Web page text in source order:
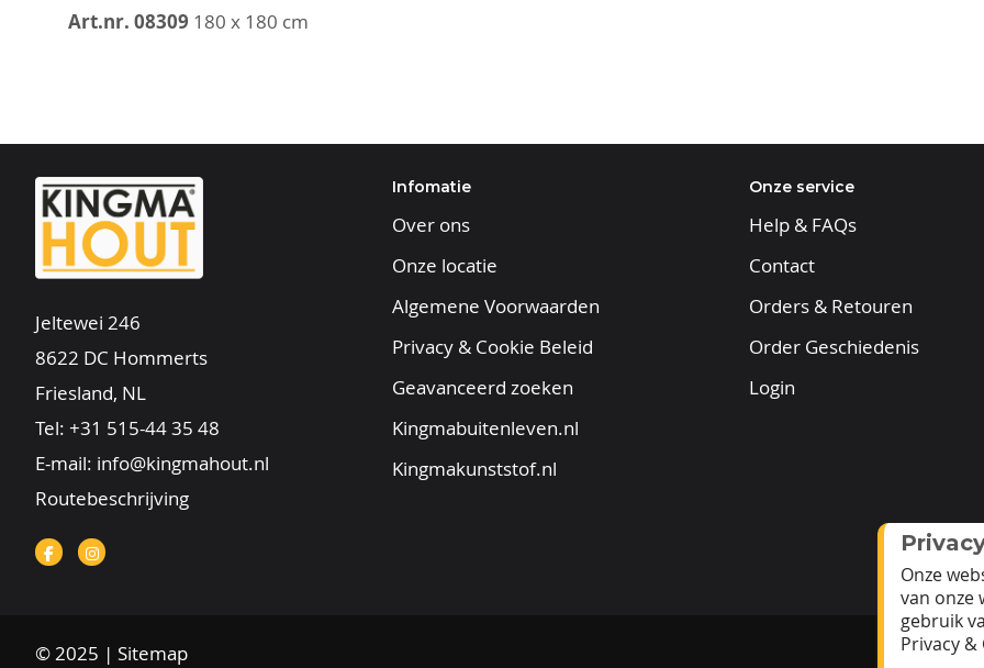
Onze
van onze
gebruik
Privacy &
Art.nr. 08309 180 x 180 cm
Jeltewei 246
8622 DC Hommerts
Friesland, NL
Tel: +31 515-44 35 48
E-mail: info@kingmahout.nl
Routebeschrijving
Infomatie
Over ons
Onze locatie
Algemene Voorwaarden
Privacy & Cookie Beleid
Geavanceerd zoeken
Kingmabuitenleven.nl
Kingmakunststof.nl
Onze service
Help & FAQs
Contact
Orders & Retouren
Order Geschiedenis
Login
© 2025 | Sitemap